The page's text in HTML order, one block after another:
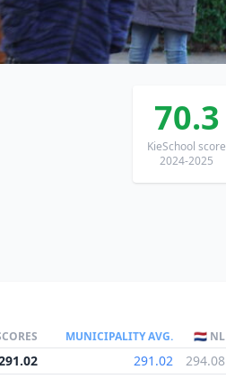
70.3
KieSchool score
2024-2025
MUNICIPALITY AVG. 🇳🇱 NL
291.02
294.08